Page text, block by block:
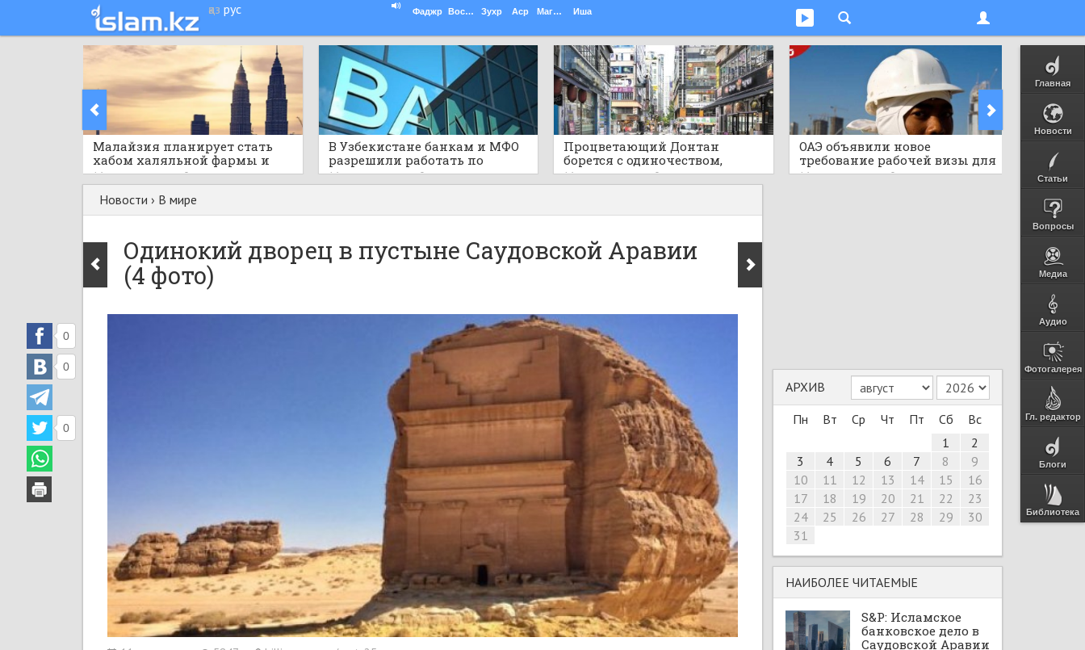
қаз рус Фаджр Восход Зухр Аср Магриб Иша
Главная
Новости
Статьи
Вопросы
Медиа
Аудио
Фотогалерея
Гл. редактор
Блоги
Библиотека
Малайзия планирует стать
хабом халяльной фармы и
здравоохранения АСЕАН
16 часов назад 0
В Узбекистане банкам и МФО
разрешили работать по
нормам шариата
16 часов назад 0
Процветающий Донтан
борется с одиночеством,
пустыми развлекательными
районами
16 часов назад 0
ОАЭ объявили новое
требование рабочей визы для
африканской страны,
16 часов назад 0
тигр
дикую
16 часов
Новости › В мире
Одинокий дворец в пустыне Саудовской Аравии
(4 фото)
0
0
0
АРХИВ
Пн
Вт Ср Чт Пт Сб
Вс
1
2
3
4 5 6 7 8
9
10
11 12 13 14 15
16
17
18 19 20 21 22
23
24
25 26 27 28 29
30
31
НАИБОЛЕЕ ЧИТАЕМЫЕ
S&P: Исламское
банковское дело в
Саудовской Аравии